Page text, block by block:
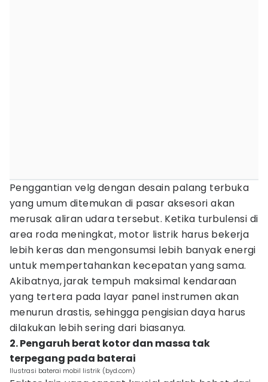
Penggantian velg dengan desain palang terbuka
yang umum ditemukan di pasar aksesori akan
merusak aliran udara tersebut. Ketika turbulensi di
area roda meningkat, motor listrik harus bekerja
lebih keras dan mengonsumsi lebih banyak energi
untuk mempertahankan kecepatan yang sama.
Akibatnya, jarak tempuh maksimal kendaraan
yang tertera pada layar panel instrumen akan
menurun drastis, sehingga pengisian daya harus
dilakukan lebih sering dari biasanya.
2. Pengaruh berat kotor dan massa tak
terpegang pada baterai
Ilustrasi baterai mobil listrik (byd.com)